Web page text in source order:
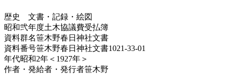
歴史
文書・記録・絵図
昭和弐年度土木協議費受払簿
資料群名笹木野春日神社文書
資料番号笹木野春日神社文書1021-33-01
年代昭和2年＜1927年＞
作者・発給者・発行者笹木野